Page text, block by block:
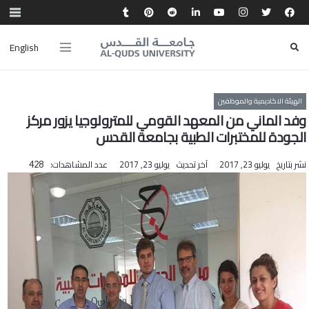
English
الهيئة الاكاديمية والموظفين
وفد الماني من المعهد القومي للمترولوجيا يزور مركز
الجودة للمختبرات الطبية بجامعة القدس
نشر بتاريخ يوليو 23, 2017 آخر تحديث يوليو 23, 2017 عدد المشاهدات: 428